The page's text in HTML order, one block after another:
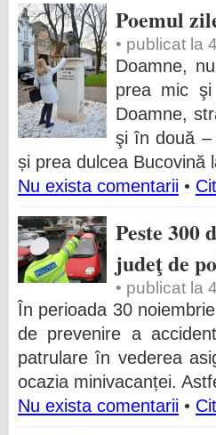
Poemul
• publicat la
Doamne,
prea mic şi
Doamne,
şi în două –
și prea dulcea Bucovină
Nu exista comentarii •
Peste 300
judeţ de
• publicat la
În perioada 30
de prevenire a
patrulare în vederea
ocazia minivacanței.
Nu exista comentarii •